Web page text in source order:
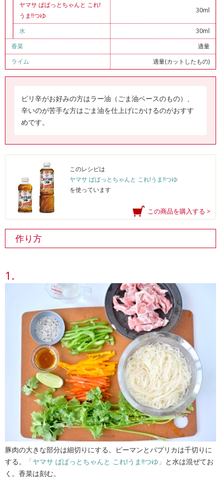
ヤマサ ぱぱっとちゃんと これ!
うま!!つゆ
30ml
水
30ml
香菜
適量
ライム
適量(カットしたもの)
ピリ辛がお好みの方はラー油（ごま油ベースのもの）、
辛いのが苦手な方はごま油を仕上げにかけるのがおすす
めです。
このレシピは
ヤマサ ぱぱっとちゃんと これ!うま!!つゆ
を使っています
この商品を購入する >
作り方
豚肉の大きな部分は細切りにする。ピーマンとパプリカは千切りに
する。
「ヤマサ ぱぱっとちゃんと これ!うま!!つゆ」 と水は混ぜてお
く。香菜は刻む。